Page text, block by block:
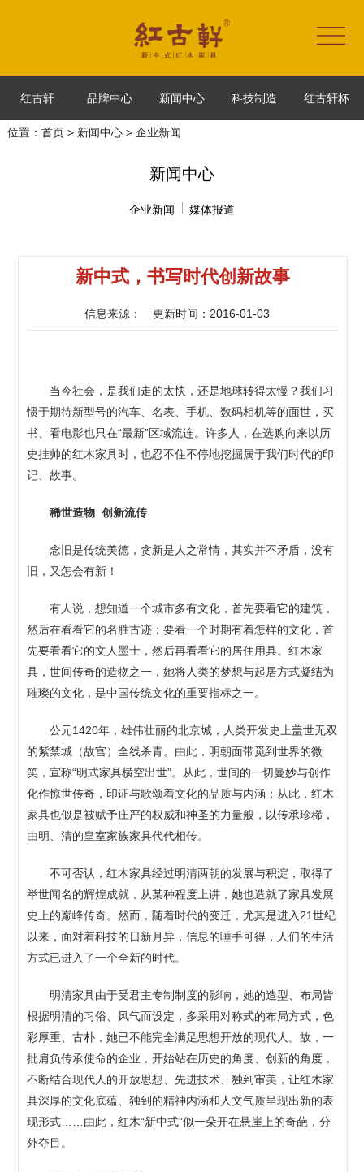
红古轩 品牌中心 新闻中心 科技制造 红古轩杯
位置： 首页> 新闻中心> 企业新闻
新闻中心
企业新闻 媒体报道
新中式，书写时代创新故事
信息来源： 更新时间：2016-01-03
当今社会，是我们走的太快，还是地球转得太慢？我们习
惯于期待新型号的汽车、名表、手机、数码相机等的面世，买
书、看电影也只在“最新”区域流连。许多人，在选购向来以历
史挂帅的红木家具时，也忍不住不停地挖掘属于我们时代的印
记、故事。
稀世造物 创新流传
念旧是传统美德，贪新是人之常情，其实并不矛盾，没有
旧，又怎会有新！
有人说，想知道一个城市多有文化，首先要看它的建筑，
然后在看看它的名胜古迹；要看一个时期有着怎样的文化，首
先要看看它的文人墨士，然后再看看它的居住用具。红木家
具，世间传奇的造物之一，她将人类的梦想与起居方式凝结为
璀璨的文化，是中国传统文化的重要指标之一。
公元1420年，雄伟壮丽的北京城，人类开发史上盖世无双
的紫禁城（故宫）全线杀青。由此，明朝面带觅到世界的微
笑，宣称“明式家具横空出世”。从此，世间的一切曼妙与创作
化作惊世传奇，印证与歌颂着文化的品质与内涵；从此，红木
家具也似是被赋予庄严的权威和神圣的力量般，以传承珍稀，
由明、清的皇室家族家具代代相传。
不可否认，红木家具经过明清两朝的发展与积淀，取得了
举世闻名的辉煌成就，从某种程度上讲，她也造就了家具发展
史上的巅峰传奇。然而，随着时代的变迁，尤其是进入21世纪
以来，面对着科技的日新月异，信息的唾手可得，人们的生活
方式已进入了一个全新的时代。
明清家具由于受君主专制制度的影响，她的造型、布局皆
根据明清的习俗、风气而设定，多采用对称式的布局方式，色
彩厚重、古朴，她已不能完全满足思想开放的现代人。故，一
批肩负传承使命的企业，开始站在历史的角度、创新的角度，
不断结合现代人的开放思想、先进技术、独到审美，让红木家
具深厚的文化底蕴、独到的精神内涵和人文气质呈现出新的表
现形式……由此，红木“新中式”似一朵开在悬崖上的奇葩，分
外夺目。